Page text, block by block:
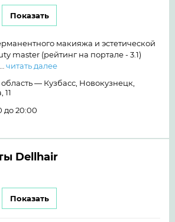
Показать
макияжа и эстетической
master (рейтинг на портале - 3.1)
читать далее
— Кузбасс, Новокузнецк,
11
до 20:00
Dellhair
Показать